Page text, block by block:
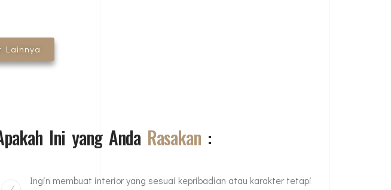
Lainnya
Ini yang Anda Rasakan :
Ingin membuat interior yang sesuai kepribadian atau karakter tetapi